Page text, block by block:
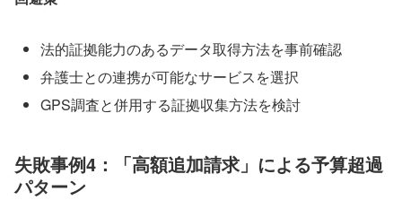
法的証拠能力のあるデータ取得方法を事前確認
弁護士との連携が可能なサービスを選択
GPS調査と併用する証拠収集方法を検討
失敗事例4：「高額追加請求」による予算超過
パターン